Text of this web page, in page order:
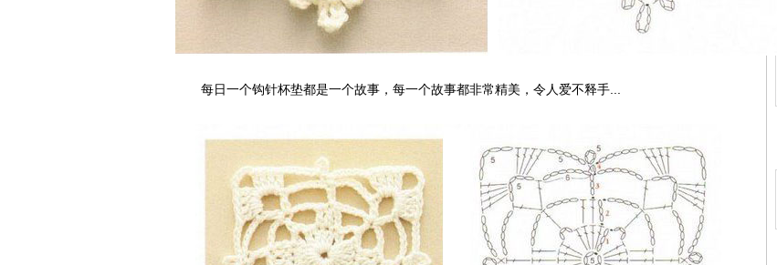
每日一个钩针杯垫都是一个故事，每一个故事都非常精美，令人爱不释手...